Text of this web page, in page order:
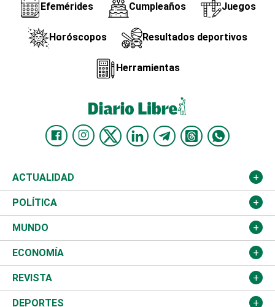
Efemérides Cumpleaños Juegos
Horóscopos Resultados deportivos
Herramientas
ACTUALIDAD
Nacional
Ciudad
Educación
Salud
Justicia
POLÍTICA
Partidos
JCE
TSE
Congreso Nacional
MUNDO
Estados Unidos
América Latina
Haití
ECONOMÍA
Finanzas
Turismo
REVISTA
Música
DEPORTES